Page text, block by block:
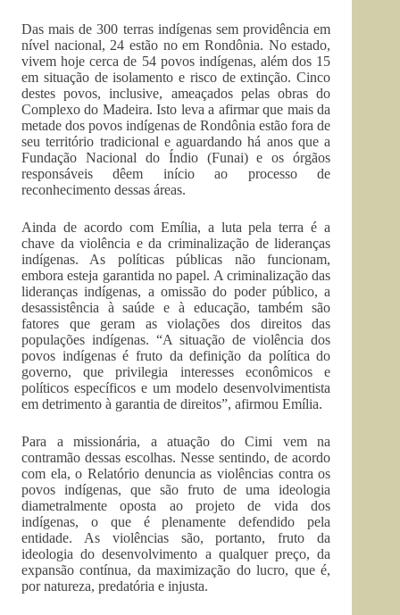
Das mais de 300 terras indígenas sem providência em
nível nacional, 24 estão no em Rondônia. No estado,
vivem hoje cerca de 54 povos indígenas, além dos 15
em situação de isolamento e risco de extinção. Cinco
destes povos, inclusive, ameaçados pelas obras do
Complexo do Madeira. Isto leva a afirmar que mais da
metade dos povos indígenas de Rondônia estão fora de
seu território tradicional e aguardando há anos que a
Fundação Nacional do Índio (Funai) e os órgãos
responsáveis dêem início ao processo de
reconhecimento dessas áreas.
Ainda de acordo com Emília, a luta pela terra é a
chave da violência e da criminalização de lideranças
indígenas. As políticas públicas não funcionam,
embora esteja garantida no papel. A criminalização das
lideranças indígenas, a omissão do poder público, a
desassistência à saúde e à educação, também são
fatores que geram as violações dos direitos das
populações indígenas. “A situação de violência dos
povos indígenas é fruto da definição da política do
governo, que privilegia interesses econômicos e
políticos específicos e um modelo desenvolvimentista
em detrimento à garantia de direitos”, afirmou Emília.
Para a missionária, a atuação do Cimi vem na
contramão dessas escolhas. Nesse sentindo, de acordo
com ela, o Relatório denuncia as violências contra os
povos indígenas, que são fruto de uma ideologia
diametralmente oposta ao projeto de vida dos
indígenas, o que é plenamente defendido pela
entidade. As violências são, portanto, fruto da
ideologia do desenvolvimento a qualquer preço, da
expansão contínua, da maximização do lucro, que é,
por natureza, predatória e injusta.